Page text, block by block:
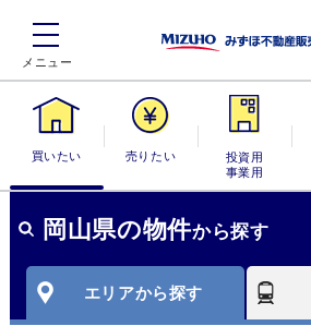
買いたい 売りたい
投資用・事業
用
岡山県の物件から探す
エリアから探す